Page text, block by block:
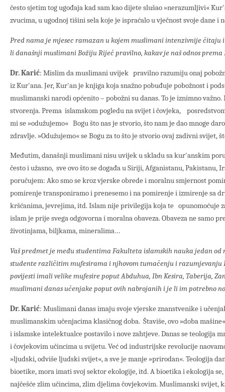
često sjetim tog ugođaja kad sam kao dijete slušao »nerazumljivi«
zvucima, u ugodnoj tišini sela koje je ispraćalo u vječnost svoje dane i
Pred nama je mjesec ramazan u kojem muslimani intenzivnije
li današnji muslimani Božiju Riječ pravilno, kakav je naš odnos prema
Dr. Karić: Mislim da muslimani uvijek pravilno razumiju onaj
iz Kur'ana. Jer, Kur'an je knjiga koja snažno pobuđuje pobožnost i
muslimanski narodi općenito – pobožni su danas. To je iznimno
stvorenja. Prema islamskom pogledu na svijet i čovjeka,
mi se »odužujemo« Bogu što nas je stvorio, što nam je dao mnoge
zdravlje. »Odužujemo« se Bogu za to što je stvorio ovaj zadivni svijet,
Međutim, današnji muslimani nisu uvijek u skladu sa kur'anskim
često i užasno, sve ovo što se događa u Siriji, Afganistanu, Pakistanu,
poručujem: Ako smo se kroz vjerske obrede i moralnu smjernost
pomirenje transponiramo i prenesemo i na pomirenje i izmirenje sa
kršćanima, jevrejima, itd. Islam nije privilegija koja te opunomoćuje
islam je prije svega odgovorna i moralna obaveza. Obaveza ne samo
životinjama, biljkama, mineralima…
Vaš predmet je među studentima Fakulteta islamskih nauka jedan
studente različitim mufesirama i njhovom tumačenju i razumjevanju
povijesti imali velike mufesire poput Abduhua, Ibn Kesira, Taberija,
muslimani danas učenjake poput ovih nabrojanih i je li im potrebno
Dr. Karić: Muslimani danas imaju svoje vjerske znanstvenike i
muslimanskim učenjacima klasičnog doba. Štaviše, ovo »doba
i islamske intelektualce postavilo i nove zahtjeve. Danas se teologija
i čovjekovim učincima u svijetu. Već od industrijske revolucije
»ljudski, odviše ljudski svijet«, a sve je manje »prirodan«. Teologija
bioetike, mora imati svoj sektor ekologije, itd. A bioetika i ekologija se,
najčešće zlim učincima, zlim djelima čovjekovim. Muslimanski svijet,